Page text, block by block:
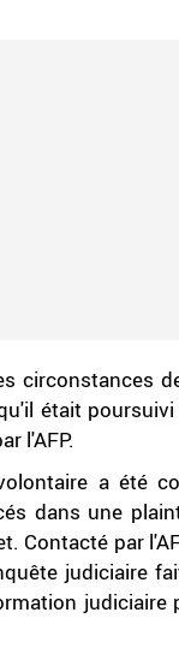
circonstances
était
l'AFP.
a été
dans une
Contacté par
judiciaire
judiciaire